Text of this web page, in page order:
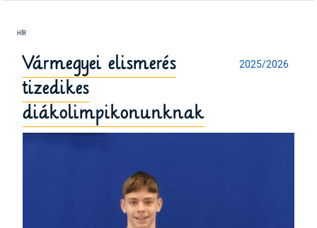
2025/2026
Vármegyei elismerés
tizedikes
diákolimpikonunknak